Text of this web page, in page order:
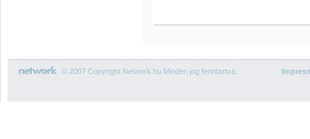
© 2007 Copyright Network.hu Minden jog fenntartva.